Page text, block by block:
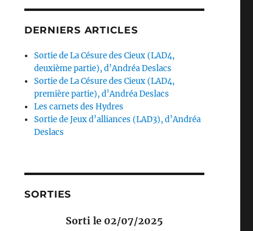
DERNIERS ARTICLES
Sortie de La Césure des Cieux (LAD4,
deuxième partie), d’Andréa Deslacs
Sortie de La Césure des Cieux (LAD4,
première partie), d’Andréa Deslacs
Les carnets des Hydres
Sortie de Jeux d’alliances (LAD3), d’Andréa
Deslacs
SORTIES
Sorti le 02/07/2025